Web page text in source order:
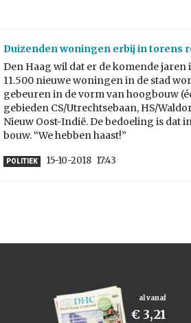
Duizenden woningen erbij in torens
Den Haag wil dat er de komende
11.500 nieuwe woningen in de stad
gebeuren in de vorm van hoogbouw
gebieden CS/Utrechtsebaan, HS/
Nieuw Oost-Indië. De bedoeling is dat
bouw. “We hebben haast!”
POLITIEK 15-10-2018 17:43
al vanaf
€ 3,21